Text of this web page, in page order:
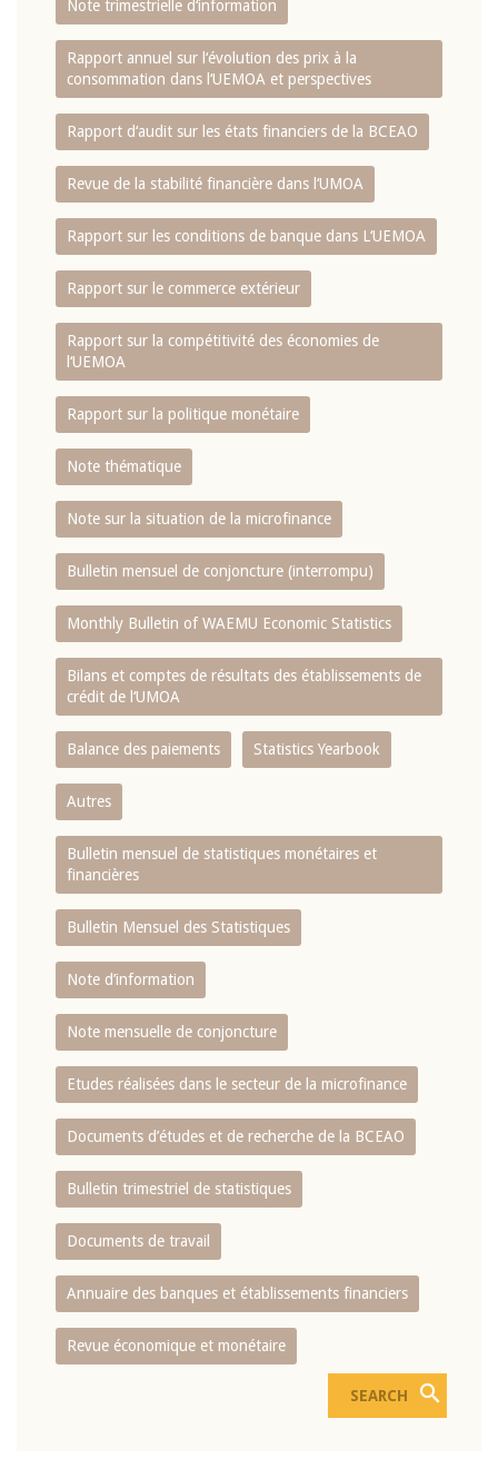
Note trimestrielle d‘information
Rapport annuel sur l‘évolution des prix à la
consommation dans l‘UEMOA et perspectives
Rapport d‘audit sur les états financiers de la BCEAO
Revue de la stabilité financière dans l‘UMOA
Rapport sur les conditions de banque dans L‘UEMOA
Rapport sur le commerce extérieur
Rapport sur la compétitivité des économies de
l‘UEMOA
Rapport sur la politique monétaire
Note thématique
Note sur la situation de la microfinance
Bulletin mensuel de conjoncture (interrompu)
Monthly Bulletin of WAEMU Economic Statistics
Bilans et comptes de résultats des établissements de
crédit de l‘UMOA
Balance des paiements Statistics Yearbook
Autres
Bulletin mensuel de statistiques monétaires et
financières
Bulletin Mensuel des Statistiques
Note d’information
Note mensuelle de conjoncture
Etudes réalisées dans le secteur de la microfinance
Documents d’études et de recherche de la BCEAO
Bulletin trimestriel de statistiques
Documents de travail
Annuaire des banques et établissements financiers
Revue économique et monétaire